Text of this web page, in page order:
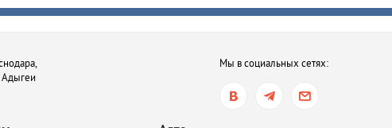
после семейной ссоры
В Ростове-на-Дону хотят
электросамокатов
Адыгеи
Мы в социальных сетях: